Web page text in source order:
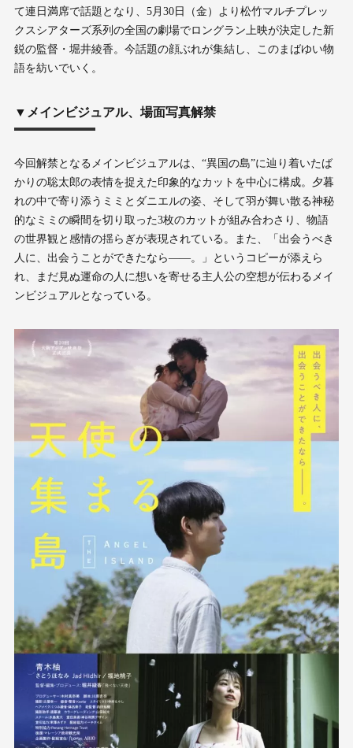
て連日満席で話題となり、5月30日（金）より松竹マルチプレッ
クスシアターズ系列の全国の劇場でロングラン上映が決定した新
鋭の監督・堀井綾香。今話題の顔ぶれが集結し、このまばゆい物
語を紡いでいく。
▼メインビジュアル、場面写真解禁
今回解禁となるメインビジュアルは、“異国の島”に辿り着いたば
かりの聡太郎の表情を捉えた印象的なカットを中心に構成。夕暮
れの中で寄り添うミミとダニエルの姿、そして羽が舞い散る神秘
的なミミの瞬間を切り取った3枚のカットが組み合わさり、物語
の世界観と感情の揺らぎが表現されている。また、「出会うべき
人に、出会うことができたなら——。」というコピーが添えら
れ、まだ見ぬ運命の人に想いを寄せる主人公の空想が伝わるメイ
ンビジュアルとなっている。